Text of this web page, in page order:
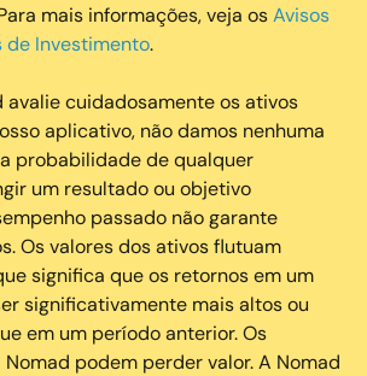
mais informações, veja osAvisos
de Investimento.
avalie cuidadosamente os ativos
aplicativo, não damos nenhuma
probabilidade de qualquer
um resultado ou objetivo
passado não garante
Os valores dos ativos flutuam
significa que os retornos em um
significativamente mais altos ou
em um período anterior. Os
podem perder valor. A Nomad